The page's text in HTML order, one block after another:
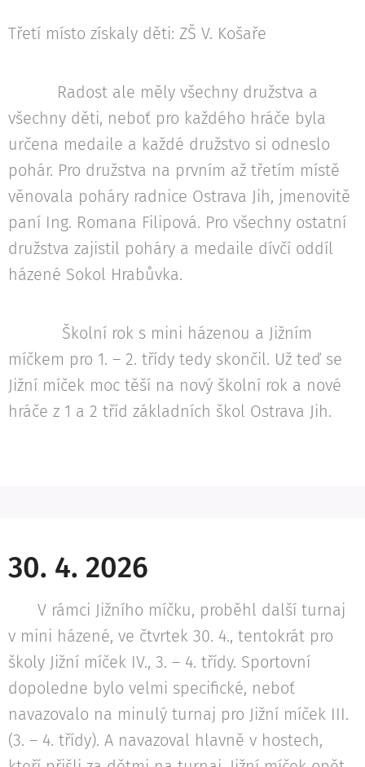
Třetí místo získaly děti: ZŠ V. Košaře
Radost ale měly všechny družstva a
všechny děti, neboť pro každého hráče byla
určena medaile a každé družstvo si odneslo
pohár. Pro družstva na prvním až třetím místě
věnovala poháry radnice Ostrava Jih, jmenovitě
paní Ing. Romana Filipová. Pro všechny ostatní
družstva zajistil poháry a medaile dívčí oddíl
házené Sokol Hrabůvka.
Školní rok s mini házenou a Jižním
míčkem pro 1. – 2. třídy tedy skončil. Už teď se
Jižní míček moc těší na nový školní rok a nové
hráče z 1 a 2 tříd základních škol Ostrava Jih.
30. 4. 2026
V rámci Jižního míčku, proběhl další turnaj
v mini házené, ve čtvrtek 30. 4., tentokrát pro
školy Jižní míček IV., 3. – 4. třídy. Sportovní
dopoledne bylo velmi specifické, neboť
navazovalo na minulý turnaj pro Jižní míček III.
(3. – 4. třídy). A navazoval hlavně v hostech,